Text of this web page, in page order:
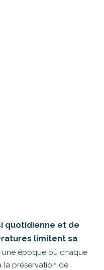
quotidienne et de
limitent sa
une époque où chaque
la préservation de